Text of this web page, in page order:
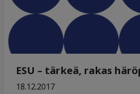
ESU – tärkeä, rakas
18.12.2017